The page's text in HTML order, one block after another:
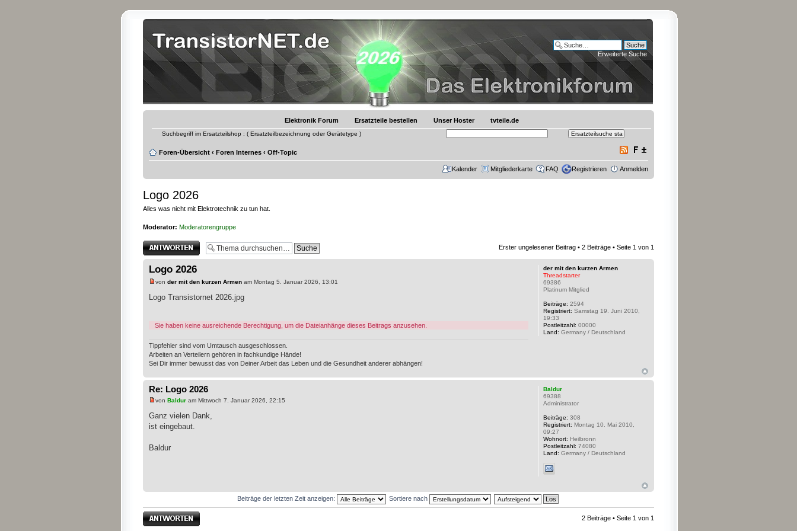
Erweiterte Suche
Elektronik Forum Ersatzteile bestellen Unser Hoster tvteile.de
Suchbegriff im Ersatzteilshop : ( Ersatzteilbezeichnung oder Gerätetype )
Foren-Übersicht ‹ Foren Internes ‹ Off-Topic
Kalender Mitgliederkarte FAQ Registrieren Anmelden
Logo 2026
Alles was nicht mit Elektrotechnik zu tun hat.
Moderator: Moderatorengruppe
Antwort erstellen Erster ungelesener Beitrag • 2 Beiträge • Seite 1 von 1
Logo 2026
von der mit den kurzen Armen am Montag 5. Januar 2026, 13:01
Logo Transistornet 2026.jpg
Sie haben keine ausreichende Berechtigung, um die Dateianhänge dieses Beitrags anzusehen.
Tippfehler sind vom Umtausch ausgeschlossen.
Arbeiten an Verteilern gehören in fachkundige Hände!
Sei Dir immer bewusst das von Deiner Arbeit das Leben und die Gesundheit anderer abhängen!
der mit den kurzen Armen
Threadstarter
69386
Platinum Mitglied
Beiträge: 2594
Registriert: Samstag 19. Juni 2010,
19:33
Postleitzahl: 00000
Land: Germany / Deutschland
Re: Logo 2026
von Baldur am Mittwoch 7. Januar 2026, 22:15
Ganz vielen Dank,
ist eingebaut.
Baldur
Baldur
69388
Administrator
Beiträge: 308
Registriert: Montag 10. Mai 2010,
09:27
Wohnort: Heilbronn
Postleitzahl: 74080
Land: Germany / Deutschland
Beiträge der letzten Zeit anzeigen: Sortiere nach
Antwort erstellen 2 Beiträge • Seite 1 von 1